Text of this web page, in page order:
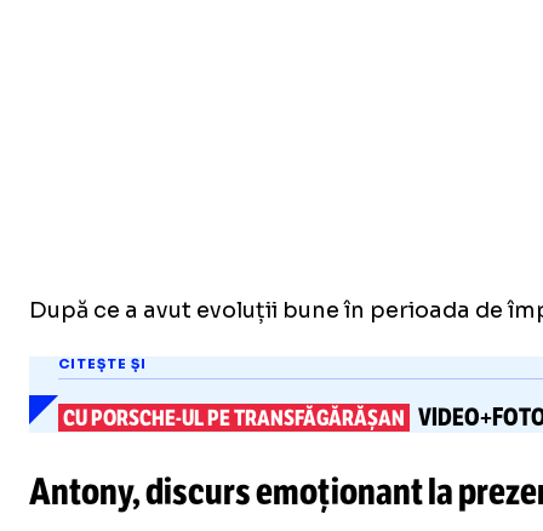
După ce a avut evoluții bune în perioada de
CITEȘTE ȘI
CUPORSCHE-ULPE TRANSFĂGĂRĂȘAN
Antony, discurs emoționant la